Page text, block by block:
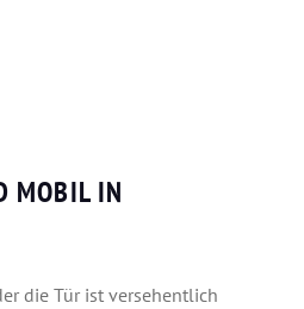
MOBIL IN
die Tür ist versehentlich